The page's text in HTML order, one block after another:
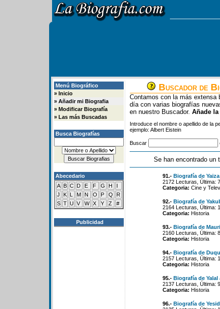
Menú Biográfico
» Inicio
» Añadir mi Biografia
» Modificar Biografía
» Las más Buscadas
Busca Biografías
Abecedario
A B C D E F G H
I
J
K L M N O P Q
R
S T U V W X Y Z #
Publicidad
Buscador de
Contamos con la más extensa
día con varias biografías
en nuestro Buscador. Añade
Introduce el nombre o apellido de la
ejemplo: Albert Eistein
Buscar
Se han encontrado un
91.- Biografía de
2172 Lecturas, Última:
Categoria: Cine y
92.- Biografía de
2164 Lecturas, Última:
Categoria: Historia
93.- Biografía de
2160 Lecturas, Última:
Categoria: Historia
94.- Biografía de
2157 Lecturas, Última:
Categoria: Historia
95.- Biografía de Yalal
2137 Lecturas, Última:
Categoria: Historia
96.- Biografía de